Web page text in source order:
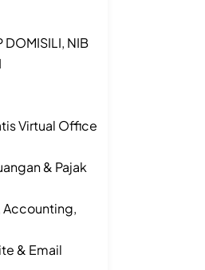
DOMISILI, NIB
Virtual Office
& Pajak
Accounting,
& Email